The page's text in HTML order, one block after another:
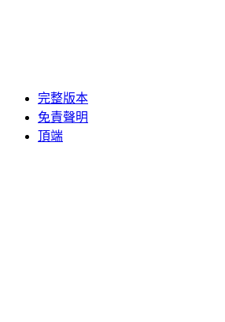
完整版本
免責聲明
頂端